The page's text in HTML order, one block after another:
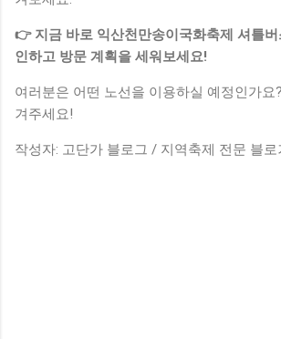
👉 지금 바로 익산천만송이국화축제 셔틀
인하고 방문 계획을 세워보세요!
여러분은 어떤 노선을 이용하실 예정인가요
겨주세요!
작성자: 고단가 블로그 / 지역축제 전문 블로